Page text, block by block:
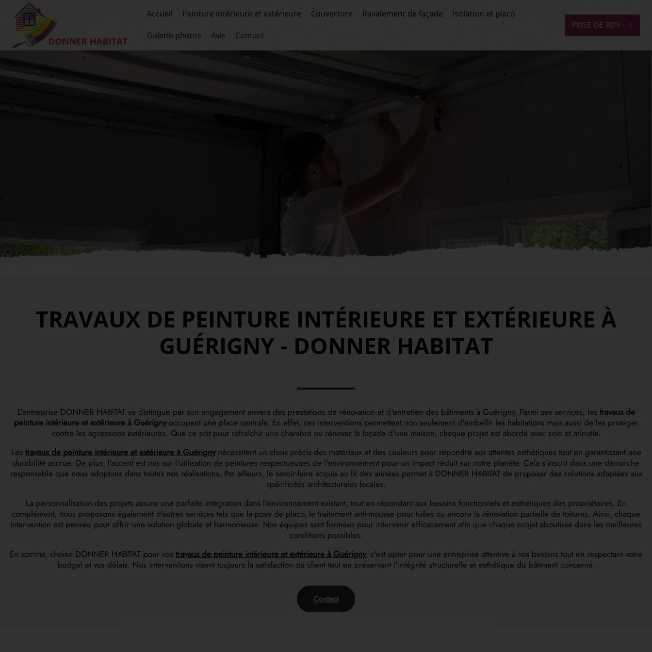
Accueil Peinture intérieure et extérieure Couverture Ravalement de façade Isolation et placo
Galerie photos Avis Contact
PRISE DE RDV
TRAVAUX DE PEINTURE INTÉRIEURE ET EXTÉRIEURE À
GUÉRIGNY - DONNER HABITAT
L'entreprise DONNER HABITAT se distingue par son engagement envers des prestations de rénovation et d'entretien des bâtiments à Guérigny. Parmi ses services, les travaux de
peinture intérieure et extérieure à Guérignyoccupent une place centrale. En effet, ces interventions permettent non seulement d'embellir les habitations mais aussi de les protéger
contre les agressions extérieures. Que ce soit pour rafraîchir une chambre ou rénover la façade d'une maison, chaque projet est abordé avec soin et minutie.
Les travaux de peinture intérieure et extérieure à Guérignynécessitent un choix précis des matériaux et des couleurs pour répondre aux attentes esthétiques tout en garantissant une
durabilité accrue. De plus, l'accent est mis sur l'utilisation de peintures respectueuses de l'environnement pour un impact réduit sur notre planète. Cela s'inscrit dans une démarche
responsable que nous adoptons dans toutes nos réalisations. Par ailleurs, le savoir-faire acquis au fil des années permet à DONNER HABITAT de proposer des solutions adaptées aux
spécificités architecturales locales.
La personnalisation des projets assure une parfaite intégration dans l'environnement existant, tout en répondant aux besoins fonctionnels et esthétiques des propriétaires. En
complément, nous proposons également d'autres services tels que la pose de placo, le traitement anti-mousse pour tuiles ou encore la rénovation partielle de toitures. Ainsi, chaque
intervention est pensée pour offrir une solution globale et harmonieuse. Nos équipes sont formées pour intervenir efficacement afin que chaque projet aboutisse dans les meilleures
conditions possibles.
En somme, choisir DONNER HABITAT pour vos travaux de peinture intérieure et extérieure à Guérigny, c'est opter pour une entreprise attentive à vos besoins tout en respectant votre
budget et vos délais. Nos interventions visent toujours la satisfaction du client tout en préservant l'intégrité structurelle et esthétique du bâtiment concerné.
Contact